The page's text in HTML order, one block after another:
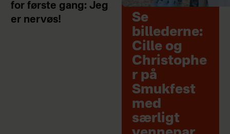
for første gang: Jeg
er nervøs!
Se
billederne:
Cille og
Christophe
r på
Smukfest
med
særligt